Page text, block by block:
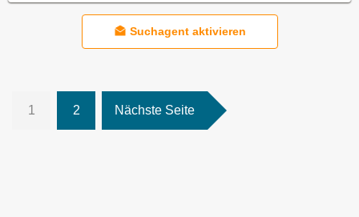
Suchagent aktivieren
1 2 Nächste Seite